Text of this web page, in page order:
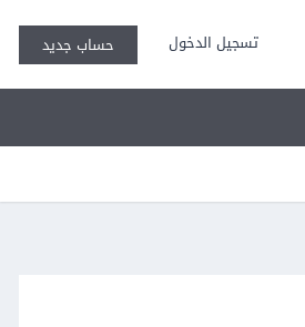
تسجيل الدخول حساب جديد